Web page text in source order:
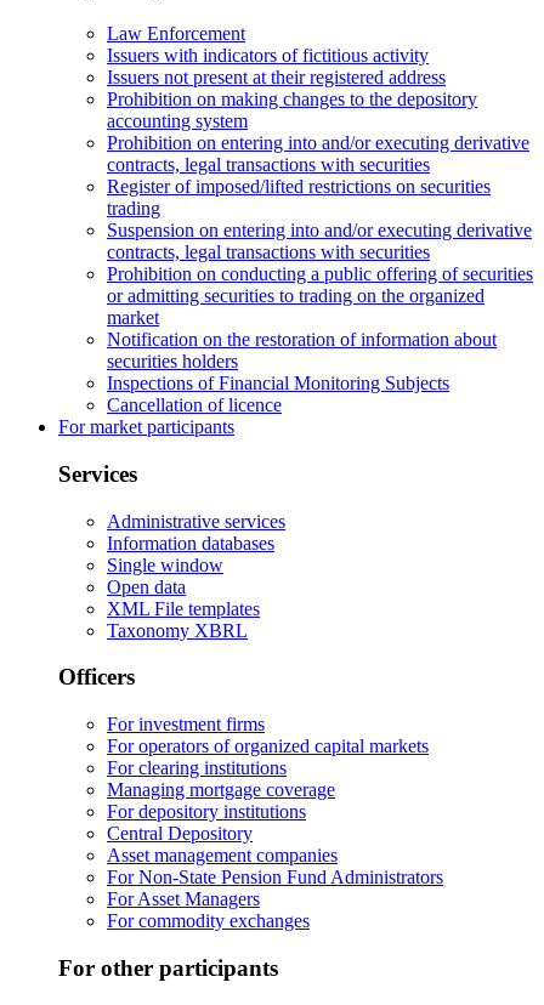
Law Enforcement
Issuers with indicators of fictitious activity
Issuers not present at their registered address
Prohibition on making changes to the depository
accounting system
Prohibition on entering into and/or executing derivative
contracts, legal transactions with securities
Register of imposed/lifted restrictions on securities
trading
Suspension on entering into and/or executing derivative
contracts, legal transactions with securities
Prohibition on conducting a public offering of securities
or admitting securities to trading on the organized
market
Notification on the restoration of information about
securities holders
Inspections of Financial Monitoring Subjects
Cancellation of licence
For market participants
Services
Administrative services
Information databases
Single window
Open data
XML File templates
Taxonomy XBRL
Officers
For investment firms
For operators of organized capital markets
For clearing institutions
Managing mortgage coverage
For depository institutions
Central Depository
Asset management companies
For Non-State Pension Fund Administrators
For Asset Managers
For commodity exchanges
For other participants